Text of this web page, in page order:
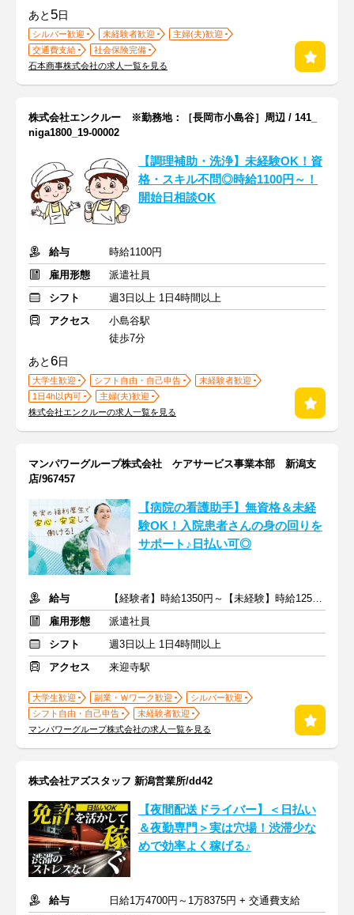
あと 5日
シルバー歓迎 未経験者歓迎
主婦(夫)歓迎
交通費支給
社会保険完備
石本商事株式会社の求人一覧を見る
株式会社エンクルー ※勤務地：［長岡市小島谷］周辺 / 141_
niga1800_19-00002
【調理補助・洗浄】未経験OK！資
格・スキル不問◎時給1100円～！
開始日相談OK
給与
時給1100円
雇用形態
派遣社員
シフト
週3日以上 1日4時間以上
アクセス
小島谷駅
徒歩7分
あと6日
大学生歓迎 シフト自由・自己申告
未経験者歓迎
1日4h以内可
主婦(夫)歓迎
株式会社エンクルーの求人一覧を見る
マンパワーグループ株式会社 ケアサービス事業本部 新潟支
店/967457
【病院の看護助手】無資格＆未経
験OK！入院患者さんの身の回りを
サポート♪日払い可◎
給与
【経験者】時給1350円～【未経験】時給1250円～ ※交通費全額
雇用形態
派遣社員
シフト
週3日以上 1日4時間以上
アクセス
来迎寺駅
大学生歓迎 副業・Ｗワーク歓迎
シルバー歓迎
シフト自由・自己申告
未経験者歓迎
マンパワーグループ株式会社の求人一覧を見る
株式会社アズスタッフ 新潟営業所/dd42
【夜間配送ドライバー】＜日払い
＆夜勤専門＞実は穴場！渋滞少な
めで効率よく稼げる♪
給与
日給1万4700円～1万8375円 + 交通費支給